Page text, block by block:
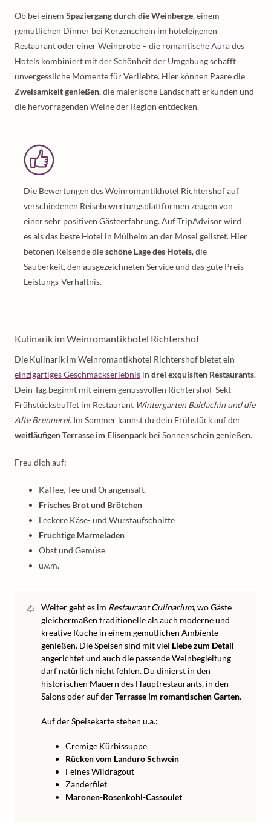
Ob bei einem Spaziergang durch die Weinberge, einem
gemütlichen Dinner bei Kerzenschein im hoteleigenen
Restaurant oder einer Weinprobe – die romantische Aurades
Hotels kombiniert mit der Schönheit der Umgebung schafft
unvergessliche Momente für Verliebte. Hier können Paare die
Zweisamkeit genießen, die malerische Landschaft erkunden und
die hervorragenden Weine der Region entdecken.
Die Bewertungen des Weinromantikhotel Richtershof auf
verschiedenen Reisebewertungsplattformen zeugen von
einer sehr positiven Gästeerfahrung. Auf TripAdvisor wird
es als das beste Hotel in Mülheim an der Mosel gelistet. Hier
betonen Reisende dieschöne Lage des Hotels, die
Sauberkeit, den ausgezeichneten Service und das gute Preis-
Leistungs-Verhältnis.
Kulinarik im Weinromantikhotel Richtershof
Die Kulinarik im Weinromantikhotel Richtershof bietet ein
einzigartiges Geschmackserlebnis in drei exquisiten Restaurants.
Dein Tag beginnt mit einem genussvollen Richtershof-Sekt-
Frühstücksbuffet im Restaurant Wintergarten Baldachin und die
Alte Brennerei. Im Sommer kannst du dein Frühstück auf der
weitläufigen Terrasse im Elisenpark bei Sonnenschein genießen.
Freu dich auf:
Kaffee, Tee und Orangensaft
Frisches Brot und Brötchen
Leckere Käse- und Wurstaufschnitte
Fruchtige Marmeladen
Obst und Gemüse
u.v.m.
Weiter geht es im Restaurant Culinarium, wo Gäste
gleichermaßen traditionelle als auch moderne und
kreative Küche in einem gemütlichen Ambiente
genießen. Die Speisen sind mit viel Liebe zum Detail
angerichtet und auch die passende Weinbegleitung
darf natürlich nicht fehlen. Du dinierst in den
historischen Mauern des Hauptrestaurants, in den
Salons oder auf derTerrasse im romantischen Garten.
Auf der Speisekarte stehen u.a.:
Cremige Kürbissuppe
Rücken vom Landuro Schwein
Feines Wildragout
Zanderfilet
Maronen-Rosenkohl-Cassoulet